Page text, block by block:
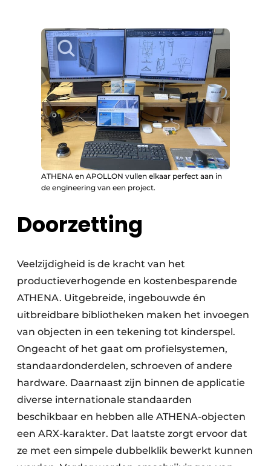
ATHENA en APOLLON vullen elkaar perfect aan in
de engineering van een project.
Doorzetting
Veelzijdigheid is de kracht van het
productieverhogende en kostenbesparende
ATHENA. Uitgebreide, ingebouwde én
uitbreidbare bibliotheken maken het invoegen
van objecten in een tekening tot kinderspel.
Ongeacht of het gaat om profielsystemen,
standaardonderdelen, schroeven of andere
hardware. Daarnaast zijn binnen de applicatie
diverse internationale standaarden
beschikbaar en hebben alle ATHENA-objecten
een ARX-karakter. Dat laatste zorgt ervoor dat
ze met een simpele dubbelklik bewerkt kunnen